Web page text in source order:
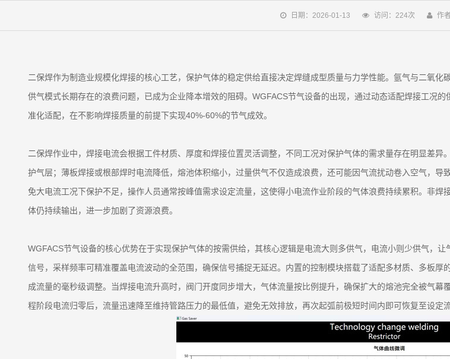
日期：2026-01-13 访问：224次 作
二保焊作为制造业规模化焊接的核心工艺，保护气体的稳定供给直接决定焊缝成型质量与力学性能。氩气与二氧
供气模式长期存在的浪费问题，已成为企业降本增效的阻碍。WGFACS节气设备的出现，通过动态适配焊接工况
准化适配，在不影响焊接质量的前提下实现40%-60%的节气成效。
二保焊作业中，焊接电流会根据工件材质、厚度和焊接位置灵活调整，不同工况对保护气体的需求量存在明显差
护气层；薄板焊接或根部焊时电流降低，熔池体积缩小，过量供气不仅造成浪费，还可能因气流扰动卷入空气，
免大电流工况下保护不足，操作人员通常按峰值需求设定流量，这使得小电流作业阶段的气体浪费持续累积。非
体仍持续输出，进一步加剧了资源浪费。
WGFACS节气设备的核心优势在于实现保护气体的按需供给，其核心逻辑是电流大则多供气，电流小则少供气，
信号，采样频率可精准覆盖电流波动的全范围，确保信号捕捉无延迟。内置的控制模块搭载了适配多材质、多板
成流量的毫秒级调整。当焊接电流升高时，阀门开度同步增大，气体流量按比例提升，确保扩大的熔池完全被气
程阶段电流归零后，流量迅速降至维持管路压力的最低值，避免无效排放，再次起弧前极短时间内即可恢复至设定